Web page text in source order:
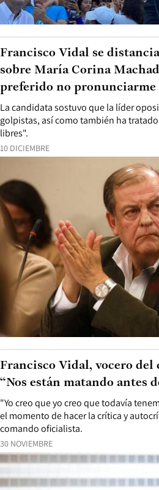
10 DICIEMBRE
La candidata sostuvo que la líder
golpistas, así como también ha
libres".
Francisco Vidal se
sobre María Corina
preferido no pronunciarme
30 NOVIEMBRE
"Yo creo que yo creo que todavía
el momento de hacer la crítica y
comando oficialista.
Francisco Vidal, vocero del
“Nos están matando antes